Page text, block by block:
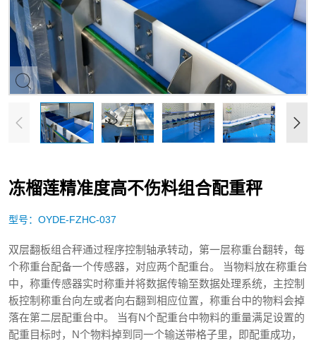
冻榴莲精准度高不伤料组合配重秤
型号：OYDE-FZHC-037
双层翻板组合秤通过程序控制轴承转动，第一层称重台翻转，每
个称重台配备一个传感器，对应两个配重台。 当物料放在称重台
中，称重传感器实时称重并将数据传输至数据处理系统，主控制
板控制称重台向左或者向右翻到相应位置，称重台中的物料会掉
落在第二层配重台中。 当有N个配重台中物料的重量满足设置的
配重目标时，N个物料掉到同一个输送带格子里，即配重成功，